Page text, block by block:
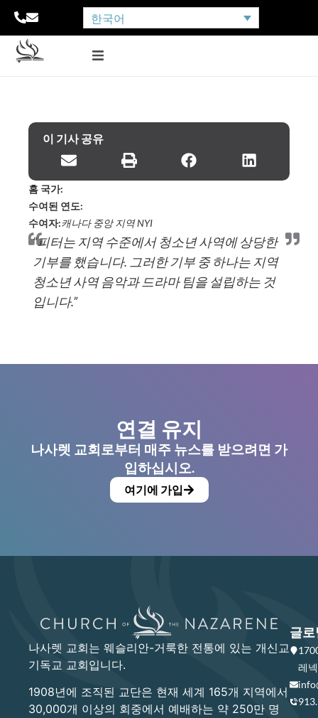
한국어
이 기사 공유
홈 국가:
수여된 연도:
수여자:캐나다 중앙 지역 NYI
“피터는 지역 수준에서 청소년 사역에 상당한
기부를 했습니다. 그러한 기부 중 하나는 지역
청소년 사역 음악과 드라마 팀을 설립하는 것
입니다.”
연결 유지
나사렛 교회로부터 매주 뉴스를 받으려면 가
입하십시오.
여기에 가입
나사렛 교회는 웨슬리안-거룩한 전통에 있는 개신교
기독교 교회입니다.
1908년에 조직된 교단은 현재 세계 165개 지역에서
30,000개 이상의 회중에서 예배하는 약 250만 명
글로
레